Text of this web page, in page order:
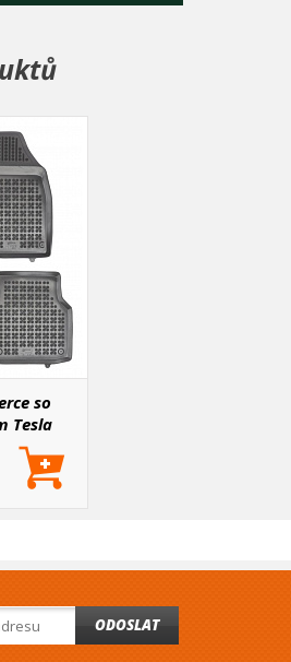
v čiernom prevedení
sú fixácie na predné koberce
so
Tesla
ODOSLAT